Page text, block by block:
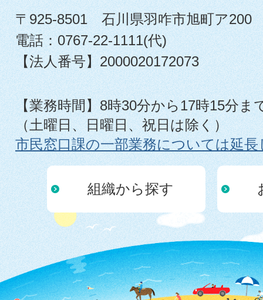
〒925-8501 石川県羽咋市旭町ア200
電話：0767-22-1111(代)
【法人番号】2000020172073
【業務時間】8時30分から17時15分ま
（土曜日、日曜日、祝日は除く）
市民窓口課の一部業務については延
組織から探す